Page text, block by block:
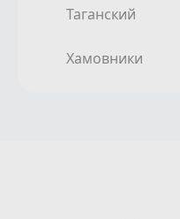
Таганский
Хамовники